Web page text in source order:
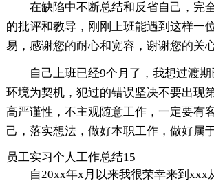
在缺陷中不断总结和反省自己，完
的批评和教导，刚刚上班能遇到这样一
易，感谢您的耐心和宽容，谢谢您的关
自己上班已经9个月了，我想过渡
环境为契机，犯过的错误坚决不要出现
高严谨性，不主观随意工作，一定要有
己，落实想法，做好本职工作，做好属
员工实习个人工作总结15
自20xx年x月以来我很荣幸来到xxx